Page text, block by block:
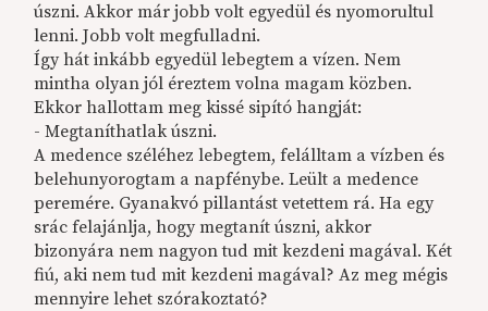
úszni. Akkor már jobb volt egyedül és nyomorultul
lenni. Jobb volt megfulladni.
Így hát inkább egyedül lebegtem a vízen. Nem
mintha olyan jól éreztem volna magam közben.
Ekkor hallottam meg kissé sipító hangját:
- Megtaníthatlak úszni.
A medence széléhez lebegtem, felálltam a vízben és
belehunyorogtam a napfénybe. Leült a medence
peremére. Gyanakvó pillantást vetettem rá. Ha egy
srác felajánlja, hogy megtanít úszni, akkor
bizonyára nem nagyon tud mit kezdeni magával. Két
fiú, aki nem tud mit kezdeni magával? Az meg mégis
mennyire lehet szórakoztató?